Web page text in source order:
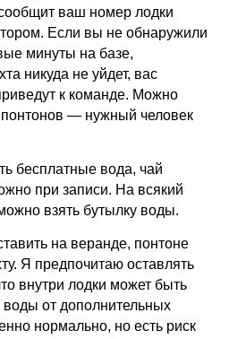
ваш номер лодки
Если вы не обнаружили
минуты на базе,
никуда не уйдет, вас
к команде. Можно
понтонов — нужный человек
бесплатные вода, чай
при записи. На всякий
взять бутылку воды.
на веранде, понтоне
Я предпочитаю оставлять
внутри лодки может быть
от дополнительных
нормально, но есть риск